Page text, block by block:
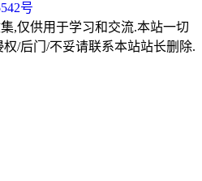
号
,仅供用于学习和交流.本站一切
/后门/不妥请联系本站站长删除.